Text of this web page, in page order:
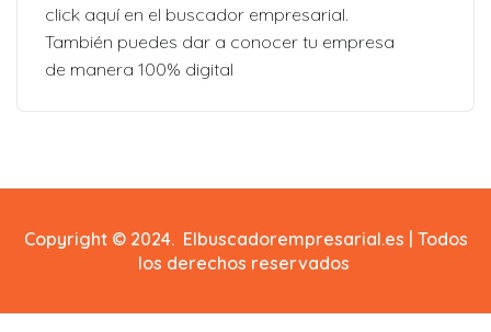
click aquí en el buscador empresarial.
También puedes dar a conocer tu empresa
de manera 100% digital
Copyright © 2024. Elbuscadorempresarial.es | Todos
los derechos reservados